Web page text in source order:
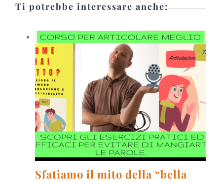
Ti potrebbe interessare anche:
Sfatiamo il mito della “bella